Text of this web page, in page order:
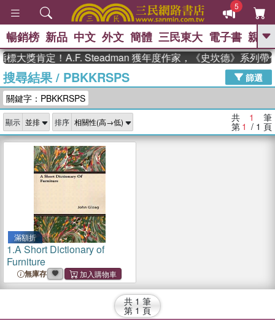
5
GO
熱搜： 高希均教授回憶錄
、 The Odyssey 、 父親節 、 如果歷
獎 臺灣漫遊錄 、 方念華 、 台灣的李
登輝時代
數學女孩：黎曼猜想 、
偉大的迷走神經
暢銷榜 新品 中文 外文 簡體 三民東大 電子書 親子
大獎肯定！A.F. Steadman 獲年度作家，《史坎德》系列帶
搜尋結果/ PBKKRSPS
篩選
關鍵字：PBKKRSPS
顯示 排序 共 1 筆
第 1 / 1 頁
滿額折
1.A Short Dictionary of
Furniture
無庫存
共 1 筆
第 1 頁